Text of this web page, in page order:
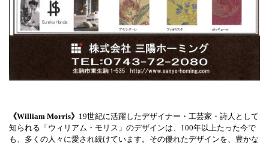
《William Morris》 19世紀に活躍したデザイナー・工芸家・詩人として
知られる「ウィリアム・モリス」のデザインは、100年以上たった今で
も、多くの人々に愛され続けています。その優れたデザインを、豊かな